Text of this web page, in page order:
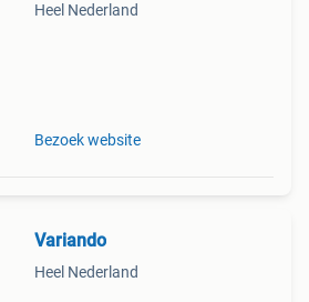
Heel Nederland
Bezoek website
Variando
Heel Nederland